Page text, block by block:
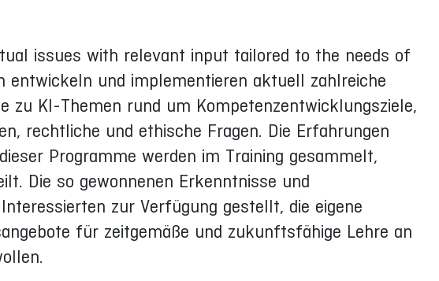
issues with relevant input tailored to the needs of
entwickeln und implementieren aktuell zahlreiche
zu KI-Themen rund um Kompetenzentwicklungsziele,
rechtliche und ethische Fragen. Die Erfahrungen
Programme werden im Training gesammelt,
Die so gewonnenen Erkenntnisse und
zur Verfügung gestellt, die eigene
für zeitgemäße und zukunftsfähige Lehre an